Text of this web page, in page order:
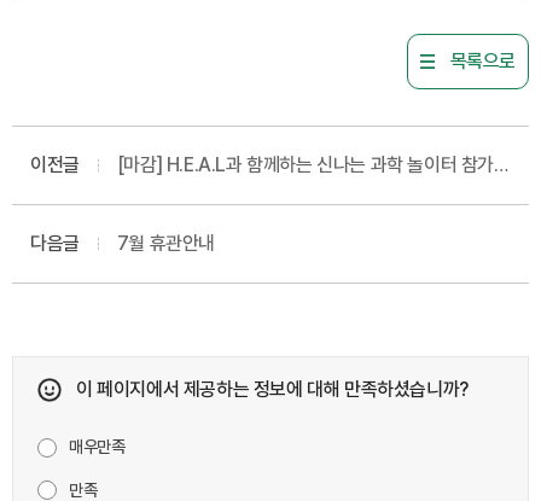
목록으로
이전글
[마감] H.E.A.L과 함께하는 신나는 과학 놀이터 참가자
다음글 7월 휴관안내
이 페이지에서 제공하는 정보에 대해 만족하셨습니까?
매우만족
만족